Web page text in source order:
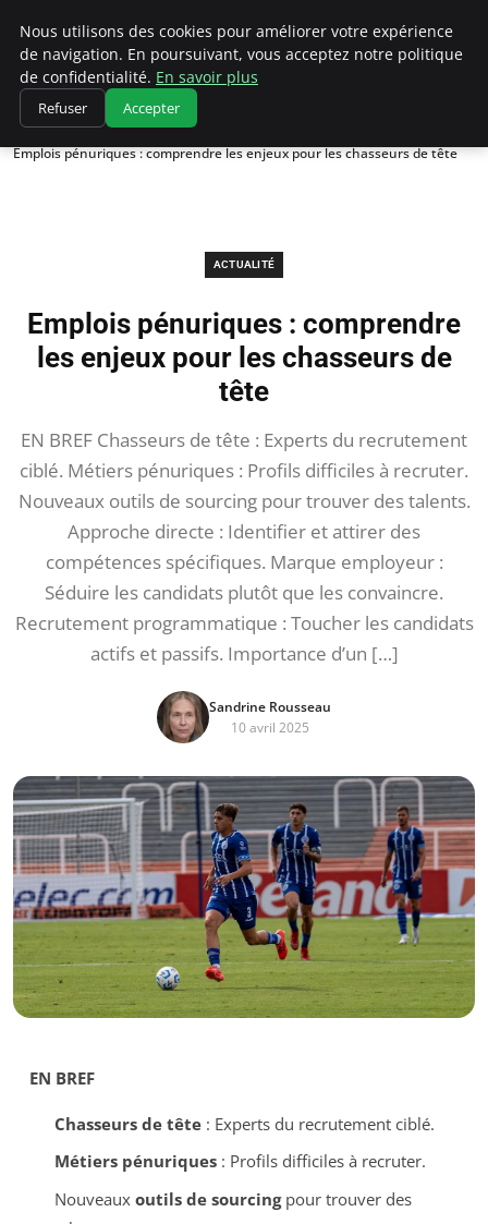
Chasseur De Tête
Accueil
Actualité
Emplois pénuriques : comprendre les enjeux pour les chasseurs de tête
ACTUALITÉ
Emplois pénuriques : comprendre
les enjeux pour les chasseurs de
tête
EN BREF Chasseurs de tête : Experts du recrutement
ciblé. Métiers pénuriques : Profils difficiles à recruter.
Nouveaux outils de sourcing pour trouver des talents.
Approche directe : Identifier et attirer des
compétences spécifiques. Marque employeur :
Séduire les candidats plutôt que les convaincre.
Recrutement programmatique : Toucher les candidats
actifs et passifs. Importance d’un […]
Sandrine Rousseau
10 avril 2025
EN BREF
Chasseurs de tête: Experts du recrutement ciblé.
Métiers pénuriques: Profils difficiles à recruter.
Nouveaux outils de sourcingpour trouver des
Nous utilisons des cookies pour améliorer votre expérience
de navigation. En poursuivant, vous acceptez notre politique
de confidentialité. En savoir plus
Refuser Accepter